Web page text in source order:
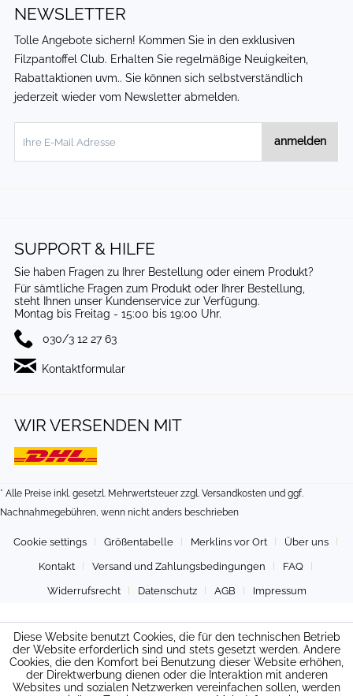
NEWSLETTER
Tolle Angebote sichern! Kommen Sie in den exklusiven
Filzpantoffel Club. Erhalten Sie regelmäßige Neuigkeiten,
Rabattaktionen uvm.. Sie können sich selbstverständlich
jederzeit wieder vom Newsletter abmelden.
anmelden
SUPPORT & HILFE
Sie haben Fragen zu Ihrer Bestellung oder einem Produkt?
Für sämtliche Fragen zum Produkt oder Ihrer Bestellung,
steht Ihnen unser Kundenservice zur Verfügung.
Montag bis Freitag - 15:00 bis 19:00 Uhr.
030/3 12 27 63
Kontaktformular
WIR VERSENDEN MIT
* Alle Preise inkl. gesetzl. Mehrwertsteuer zzgl. Versandkosten und ggf.
Nachnahmegebühren, wenn nicht anders beschrieben
Cookie settings Größentabelle Merklins vor Ort Über uns
Kontakt Versand und Zahlungsbedingungen FAQ
Widerrufsrecht Datenschutz AGB Impressum
Diese Website benutzt Cookies, die für den technischen Betrieb
der Website erforderlich sind und stets gesetzt werden. Andere
Cookies, die den Komfort bei Benutzung dieser Website erhöhen,
der Direktwerbung dienen oder die Interaktion mit anderen
Websites und sozialen Netzwerken vereinfachen sollen, werden